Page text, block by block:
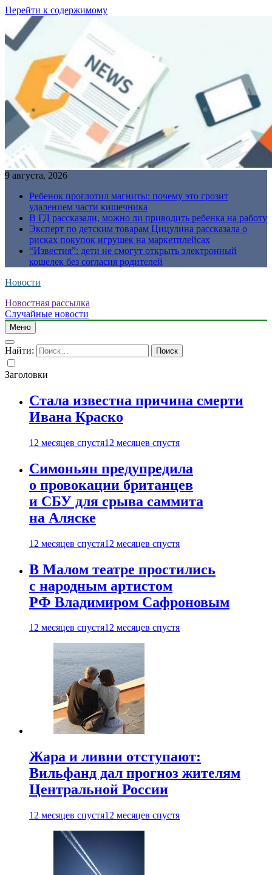
Перейти к содержимому
9 августа, 2026
Ребенок проглотил магниты: почему это грозит
удалением части кишечника
В ГД рассказали, можно ли приводить ребенка на работу
Эксперт по детским товарам Цицулина рассказала о
рисках покупок игрушек на маркетплейсах
“Известия”: дети не смогут открыть электронный
кошелек без согласия родителей
Новости
Новостная рассылка
Случайные новости
Меню
Найти:
Заголовки
Стала известна причина смерти
Ивана Краско
12 месяцев спустя12 месяцев спустя
Симоньян предупредила
о провокации британцев
и СБУ для срыва саммита
на Аляске
12 месяцев спустя12 месяцев спустя
В Малом театре простились
с народным артистом
РФ Владимиром Сафроновым
12 месяцев спустя12 месяцев спустя
Жара и ливни отступают:
Вильфанд дал прогноз жителям
Центральной России
12 месяцев спустя12 месяцев спустя